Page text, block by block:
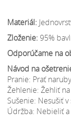
Materiál:
Zloženie: 95%
Odporúčame na
Návod na
Pranie: Prať
Žehlenie: Žehliť
Sušenie: Nesušiť v
Údržba: Nebieliť